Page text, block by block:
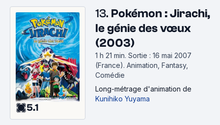
5.1
13. Pokémon : Jirachi,
le génie des vœux
(2003)
1 h 21 min. Sortie : 16 mai 2007
(France). Animation, Fantasy,
Comédie
Long-métrage d'animation de
Kunihiko Yuyama